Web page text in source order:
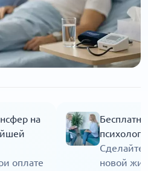
на
оплате
психолога
Сделайте
новой